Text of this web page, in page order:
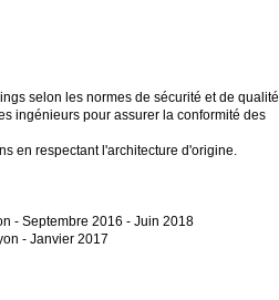
selon les normes de sécurité et de qualité.
ingénieurs pour assurer la conformité des
en respectant l'architecture d'origine.
- Septembre 2016 - Juin 2018
- Janvier 2017